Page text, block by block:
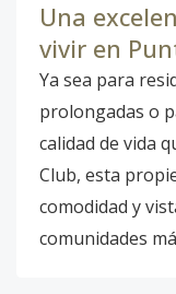
Una
vivir en
Ya sea para
prolongadas o
calidad de vida
Club, esta
comodidad y
comunidades